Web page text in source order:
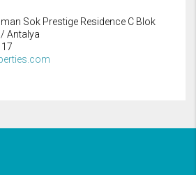
Sok Prestige Residence C Blok
Antalya